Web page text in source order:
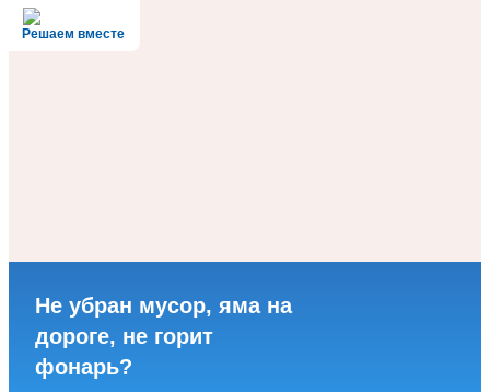
Решаем вместе
Не убран мусор, яма на
дороге, не горит
фонарь?